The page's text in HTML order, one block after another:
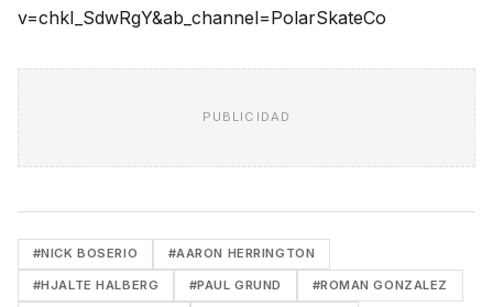
v=chkI_SdwRgY&ab_channel=PolarSkateCo
PUBLICIDAD
#NICK BOSERIO #AARON HERRINGTON
#HJALTE HALBERG #PAUL GRUND #ROMAN GONZALEZ